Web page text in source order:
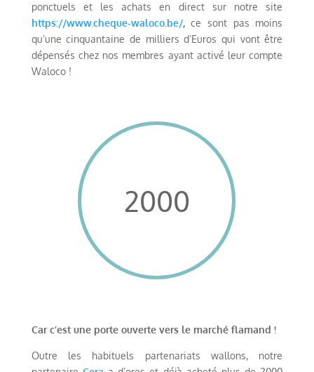
ponctuels et les achats en direct sur notre site
https://www.cheque-waloco.be/,ce sont pas moins
qu’une cinquantaine de milliers d’Euros qui vont être
dépensés chez nos membres ayant activé leur compte
Waloco !
2000
Car c’est une porte ouverte vers le marché flamand !
Outre les habituels partenariats wallons, notre